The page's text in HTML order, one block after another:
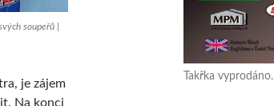
soupeřů |
je zájem
Na konci
Takřka vyprodáno.